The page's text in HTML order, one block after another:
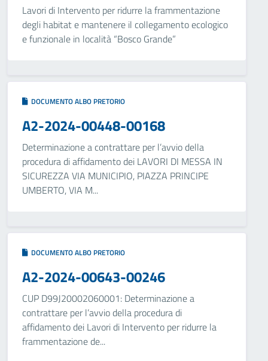
Lavori di Intervento per ridurre la frammentazione
degli habitat e mantenere il collegamento ecologico
e funzionale in località “Bosco Grande”
DOCUMENTO ALBO PRETORIO
A2-2024-00448-00168
Determinazione a contrattare per l’avvio della
procedura di affidamento dei LAVORI DI MESSA IN
SICUREZZA VIA MUNICIPIO, PIAZZA PRINCIPE
UMBERTO, VIA M...
DOCUMENTO ALBO PRETORIO
A2-2024-00643-00246
CUP D99J20002060001: Determinazione a
contrattare per l’avvio della procedura di
affidamento dei Lavori di Intervento per ridurre la
frammentazione de...